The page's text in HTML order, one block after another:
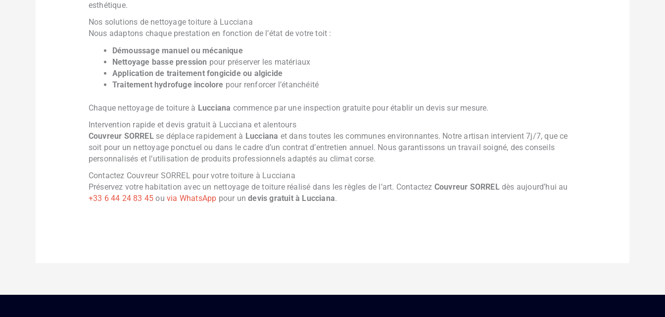
esthétique.
Nos solutions de nettoyage toiture à Lucciana
Nous adaptons chaque prestation en fonction de l’état de votre toit :
Démoussage manuel ou mécanique
Nettoyage basse pression pour préserver les matériaux
Application de traitement fongicide ou algicide
Traitement hydrofuge incolore pour renforcer l’étanchéité
Chaque nettoyage de toiture à Lucciana commence par une inspection gratuite pour établir un devis sur mesure.
Intervention rapide et devis gratuit à Lucciana et alentours
Couvreur SORRELse déplace rapidement à Lucciana et dans toutes les communes environnantes. Notre artisan intervient 7j/7, que ce
soit pour un nettoyage ponctuel ou dans le cadre d’un contrat d’entretien annuel. Nous garantissons un travail soigné, des conseils
personnalisés et l’utilisation de produits professionnels adaptés au climat corse.
Contactez Couvreur SORREL pour votre toiture à Lucciana
Préservez votre habitation avec un nettoyage de toiture réalisé dans les règles de l’art. Contactez Couvreur SORRELdès aujourd’hui au
+33 6 44 24 83 45 ou via WhatsApp pour undevis gratuit à Lucciana.